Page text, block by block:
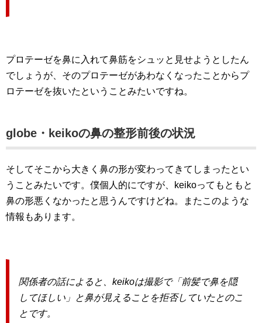
プロテーゼを鼻に入れて鼻筋をシュッと見せようとしたん
でしょうが、そのプロテーゼがあわなくなったことからプ
ロテーゼを抜いたということみたいですね。
globe・keikoの鼻の整形前後の状況
そしてそこから大きく鼻の形が変わってきてしまったとい
うことみたいです。僕個人的にですが、keikoってもともと
鼻の形悪くなかったと思うんですけどね。またこのような
情報もあります。
関係者の話によると、keikoは撮影で「前髪で鼻を隠
してほしい」と鼻が見えることを拒否していたとのこ
とです。